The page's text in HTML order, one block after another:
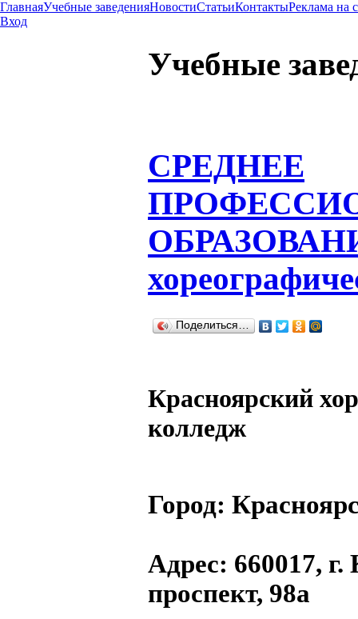
ГлавнаяУчебные заведенияНовостиСтатьиКонтактыРеклама на
Вход
Учебные
СРЕДНЕЕ
Поделиться…
Красноярский
колледж
Город:
Адрес: 660017,
проспект, 98а